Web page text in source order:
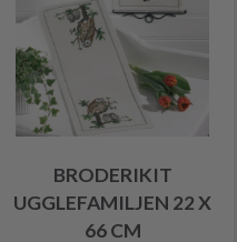
BRODERIKIT
UGGLEFAMILJEN 22 X
66 CM